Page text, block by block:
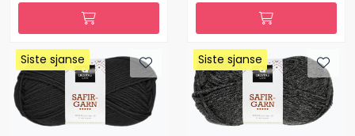
Siste sjanse
Siste sjanse Siste sjanse
Siste sjanse